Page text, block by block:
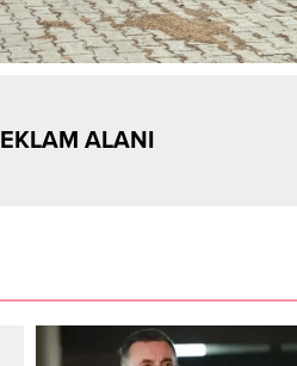
ALANI